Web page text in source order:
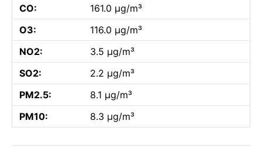
CO:
161.0 µg/m³
O3:
116.0 µg/m³
NO2:
3.5 µg/m³
SO2:
2.2 µg/m³
PM2.5:
8.1 µg/m³
PM10:
8.3 µg/m³